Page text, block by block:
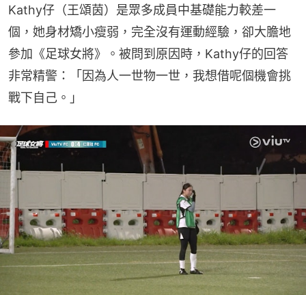
Kathy仔（王頌茵）是眾多成員中基礎能力較差一
個，她身材矯小瘦弱，完全沒有運動經驗，卻大膽地
參加《足球女將》。被問到原因時，Kathy仔的回答
非常精警：「因為人一世物一世，我想借呢個機會挑
戰下自己。」